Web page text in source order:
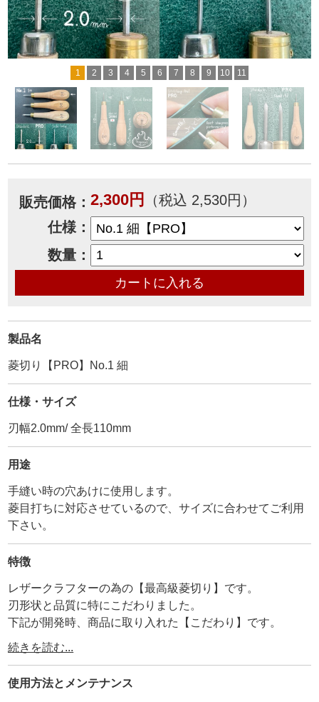
1 2 3 4 5 6 7 8 9 10 11
販売価格： 2,300円
（税込 2,530円）
仕様：
数量：
製品名
菱切り【PRO】No.1 細
仕様・サイズ
刃幅2.0mm/ 全長110mm
用途
手縫い時の穴あけに使用します。
菱目打ちに対応させているので、サイズに合わせてご利用
下さい。
特徴
レザークラフターの為の【最高級菱切り】です。
刃形状と品質に特にこだわりました。
下記が開発時、商品に取り入れた【こだわり】です。
1. ー刃に対するこだわりー
刃を手作業で、通常より更に丹念に鋭く仕上げました。
定番の菱切りと比較して、【正面はより鋭利に、側面はよ
続きを読む...
使用方法と メンテナンス